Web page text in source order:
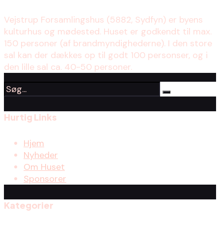
Vejstrup Forsamlingshus (5882, Sydfyn) er byens
kulturhus og mødested. Huset er godkendt til max.
150 personer (af brandmyndighederne). I den store
sal kan der dækkes op til godt 100 personser, og i
den lille sal ca. 40-50 personer.
Hurtig Links
Hjem
Nyheder
Om Huset
Sponsorer
Kategorier